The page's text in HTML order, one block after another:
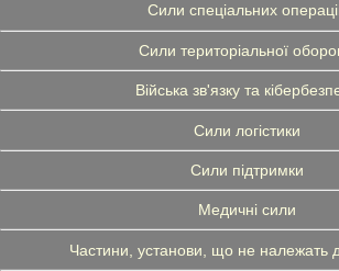
Сили спеціальних
Сили територіальної
Війська зв'язку та
Сили логістики
Сили підтримки
Медичні сили
Частини, установи, що не належать